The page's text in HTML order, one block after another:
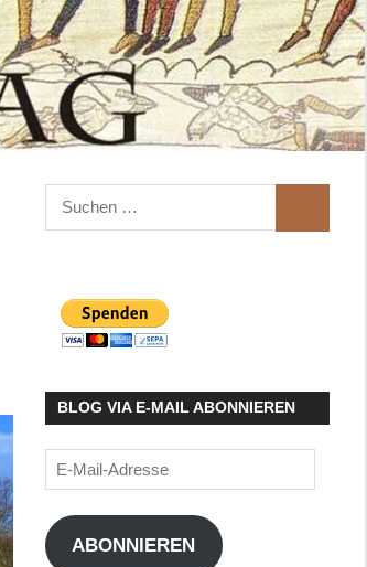
Suchen
nach:
BLOG VIA E-MAIL ABONNIEREN
E-
Mail-
Adresse
ABONNIEREN